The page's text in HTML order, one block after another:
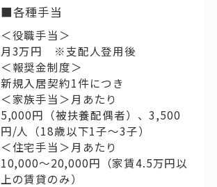
■各種手当
＜役職手当＞
月3万円 ※支配人登用後
＜報奨金制度＞
新規入居契約1件につき
＜家族手当＞月あたり
5,000円（被扶養配偶者）、3,500
円/人（18歳以下1子〜3子）
＜住宅手当＞月あたり
10,000～20,000円（家賃4.5万円以
上の賃貸のみ）